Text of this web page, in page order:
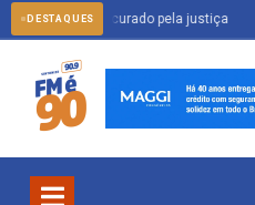
DESTAQUES
procurado pela justiça Queda